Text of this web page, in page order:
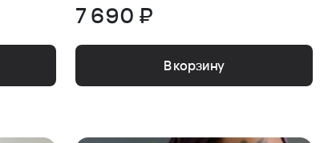
7 690 ₽
В корзину